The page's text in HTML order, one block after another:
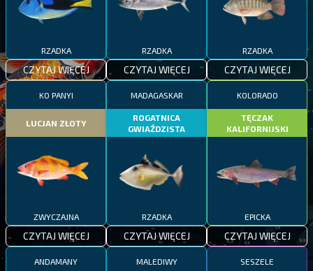
RZADKA
CZYTAJ WIĘCEJ
RZADKA
CZYTAJ WIĘCEJ
RZADKA
CZYTAJ WIĘCEJ
KO PANYI
LUCJAN ZŁOTY
ZWYCZAJNA
CZYTAJ WIĘCEJ
MADAGASKAR
ROGATNICA
GWIAŹDZISTA
RZADKA
CZYTAJ WIĘCEJ
KOLORADO
TĘCZAK
KALIFORNIJSKI
EPICKA
CZYTAJ WIĘCEJ
ANDAMANY MALEDIWY SESZELE